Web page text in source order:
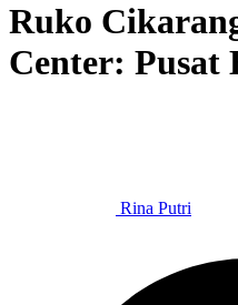
Ruko
Center: Pusat
Rina Putri